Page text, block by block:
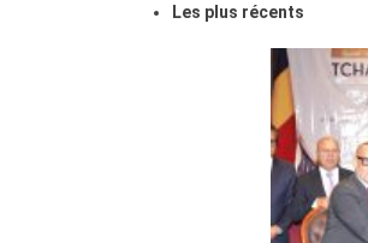
Les plus récents